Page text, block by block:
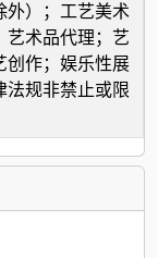
外）；工艺美术
艺术品代理；艺
创作；娱乐性展
法规非禁止或限